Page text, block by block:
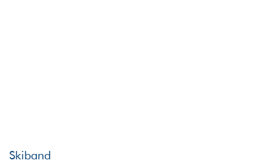
Skiband